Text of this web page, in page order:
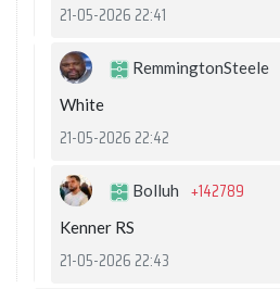
21-05-2026 22:41
RemmingtonSteele
White
21-05-2026 22:42
Bolluh +142789
Kenner RS
21-05-2026 22:43